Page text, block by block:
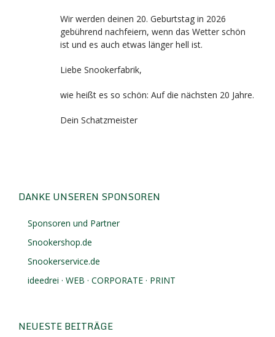
Wir werden deinen 20. Geburtstag in 2026
gebührend nachfeiern, wenn das Wetter schön
ist und es auch etwas länger hell ist.
Liebe Snookerfabrik,
wie heißt es so schön: Auf die nächsten 20 Jahre.
Dein Schatzmeister
DANKE UNSEREN SPONSOREN
Sponsoren und Partner
Snookershop.de
Snookerservice.de
ideedrei · WEB · CORPORATE · PRINT
NEUESTE BEITRÄGE